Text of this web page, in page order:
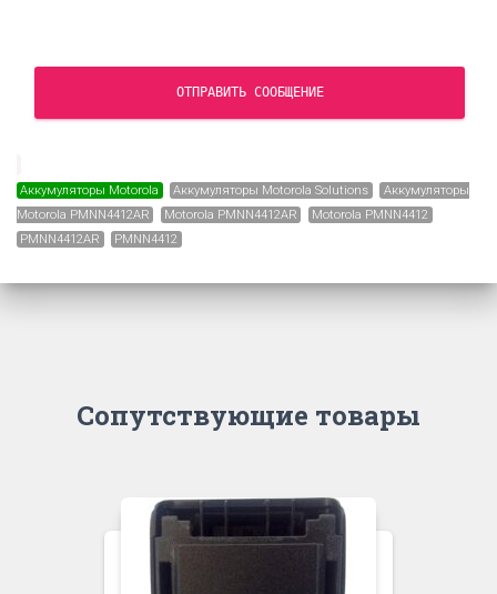
ОТПРАВИТЬ СООБЩЕНИЕ
Аккумуляторы Motorola Аккумуляторы Motorola Solutions
Аккумуляторы
Motorola PMNN4412AR
Motorola PMNN4412AR
Motorola PMNN4412
PMNN4412AR
PMNN4412
Сопутствующие товары